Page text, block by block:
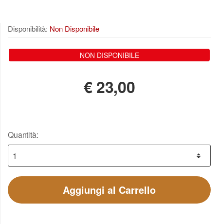
Disponibilità: Non Disponibile
NON DISPONIBILE
€23,00
Quantità:
Aggiungi al Carrello